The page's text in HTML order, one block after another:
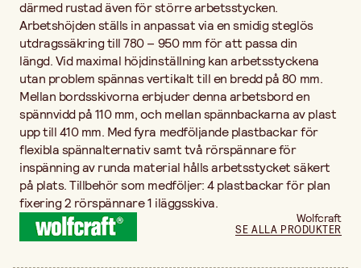
därmed rustad även för större arbetsstycken.
Arbetshöjden ställs in anpassat via en smidig steglös
utdragssäkring till 780 – 950 mm för att passa din
längd. Vid maximal höjdinställning kan arbetsstyckena
utan problem spännas vertikalt till en bredd på 80 mm.
Mellan bordsskivorna erbjuder denna arbetsbord en
spännvidd på 110 mm, och mellan spännbackarna av plast
upp till 410 mm. Med fyra medföljande plastbackar för
flexibla spännalternativ samt två rörspännare för
inspänning av runda material hålls arbetsstycket säkert
på plats. Tillbehör som medföljer: 4 plastbackar för plan
fixering 2 rörspännare 1 iläggsskiva.
Wolfcraft
SE ALLA PRODUKTER